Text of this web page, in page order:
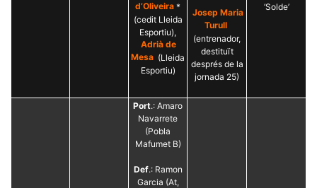
d’Oliveira *
(cedit Lleida
Esportiu),
Adrià de
Mesa (Lleida
Esportiu)
Josep Maria
Turull
(entrenador,
destituït
després de la
jornada 25)
‘Solde’
Port.: Amaro
Navarrete
(Pobla
Mafumet B)
Def.: Ramon
Garcia (At,